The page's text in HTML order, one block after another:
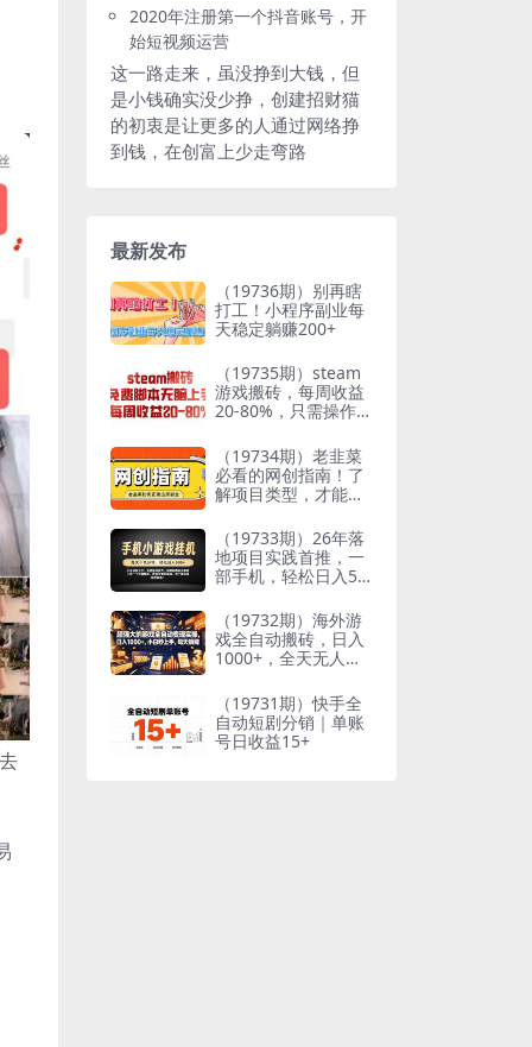
2020年注册第一个抖音账号，开
始短视频运营
这一路走来，虽没挣到大钱，但
是小钱确实没少挣，创建招财猫
的初衷是让更多的人通过网络挣
到钱，在创富上少走弯路
最新发布
（19736期）别再瞎
打工！小程序副业每
天稳定躺赚200+
（19735期）steam
游戏搬砖，每周收益
20-80%，只需操作1-
过万，零风险长期做
（19734期）老韭菜
必看的网创指南！了
解项目类型，才能找
到想要的结果
（19733期）26年落
地项目实践首推，一
部手机，轻松日入50
（19732期）海外游
戏全自动搬砖，日入
1000+，全天无人值
（19731期）快手全
自动短剧分销｜单账
号日收益15+